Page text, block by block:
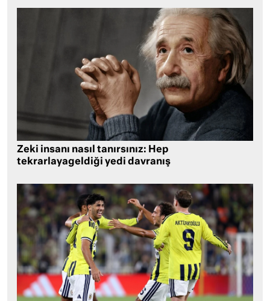
Zeki insanı nasıl tanırsınız: Hep
tekrarlayageldiği yedi davranış